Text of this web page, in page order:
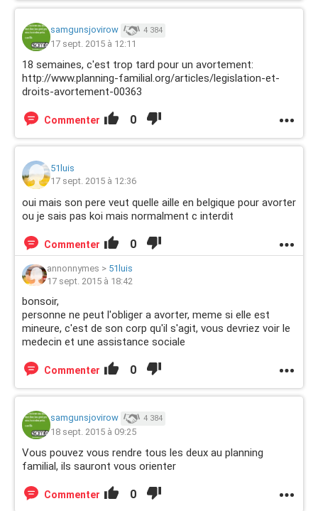
samgunsjovirow 4 384
17 sept. 2015 à 12:11
18 semaines, c'est trop tard pour un avortement:
http://www.planning-familial.org/articles/legislation-et-
droits-avortement-00363
Commenter 0
51luis
17 sept. 2015 à 12:36
oui mais son pere veut quelle aille en belgique pour avorter
ou je sais pas koi mais normalment c interdit
Commenter 0
annonnymes > 51luis
17 sept. 2015 à 18:42
bonsoir,
personne ne peut l'obliger a avorter, meme si elle est
mineure, c'est de son corp qu'il s'agit, vous devriez voir le
medecin et une assistance sociale
Commenter 0
samgunsjovirow 4 384
18 sept. 2015 à 09:25
Vous pouvez vous rendre tous les deux au planning
familial, ils sauront vous orienter
Commenter 0